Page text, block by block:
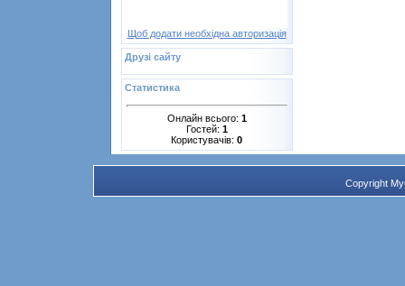
Щоб додати необхідна авторизація
Друзі сайту
Статистика
Онлайн всього: 1
Гостей: 1
Користувачів: 0
Copyright